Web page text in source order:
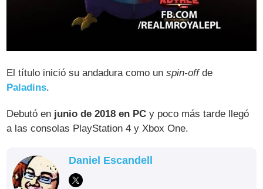
El título inició su andadura como unspin-offde
Paladins.
Debutó en junio de 2018 en PC y poco más tarde llegó
a las consolas PlayStation 4 y Xbox One.
Daniel Escandell